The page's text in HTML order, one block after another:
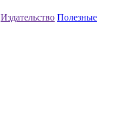
Издательство Полезные